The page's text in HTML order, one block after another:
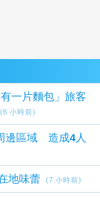
一片麵包」旅客
(6 小時前)
邊區域 造成4人
服在地味蕾 (7 小時前)